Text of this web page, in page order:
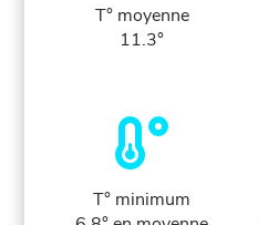
T° moyenne
11.3°
T° minimum